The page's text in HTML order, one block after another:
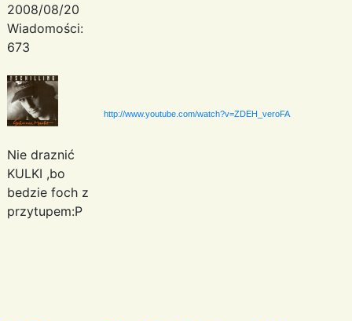
2008/08/20
Wiadomości:
673
Nie draznić
KULKI ,bo
bedzie foch z
przytupem:P
http://www.youtube.com/watch?v=ZDEH_veroFA